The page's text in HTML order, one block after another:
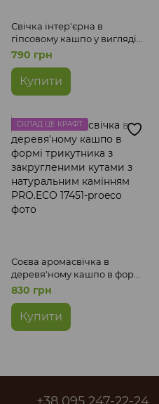
Свічка інтер'єрна в
гіпсовому кашпо у вигляді
каменю PRO.ECO
790 грн
Купити
СКЛАД ЦЕ КРАФТ
Соєва аромасвічка в
деревя'ному кашпо в формі
трикутника з закругленими
кутами з натуральним
камінням PRO.ECO
830 грн
Купити